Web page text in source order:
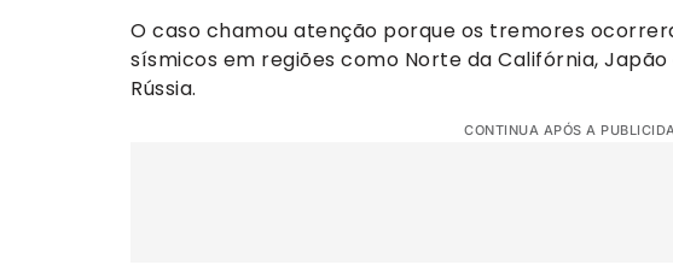
O caso chamou atenção porque os tremores
sísmicos em regiões como Norte da Califórnia,
Rússia.
CONTINUA APÓS A